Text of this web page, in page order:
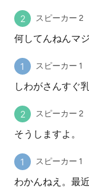
スピーカー 2
何してんねんマ
スピーカー 1
しわがさんすぐ
スピーカー 2
そうしますよ。
スピーカー 1
わかんねえ。最